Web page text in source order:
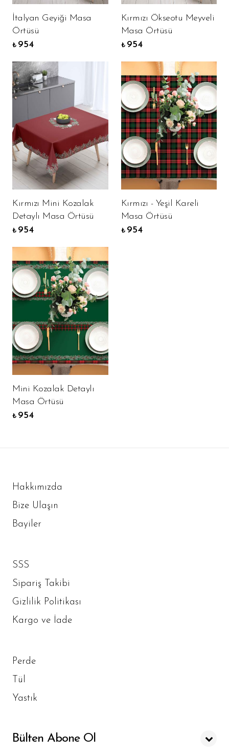
İtalyan Geyiği Masa
Örtüsü
₺ 954
Kırmızı Ökseotu Meyveli
Masa Örtüsü
₺ 954
Kırmızı Mini Kozalak
Detaylı Masa Örtüsü
₺ 954
Kırmızı - Yeşil Kareli
Masa Örtüsü
₺ 954
Mini Kozalak Detaylı
Masa Örtüsü
₺ 954
Hakkımızda
Bize Ulaşın
Bayiler
SSS
Sipariş Takibi
Gizlilik Politikası
Kargo ve İade
Perde
Tül
Yastık
Bülten Abone Ol